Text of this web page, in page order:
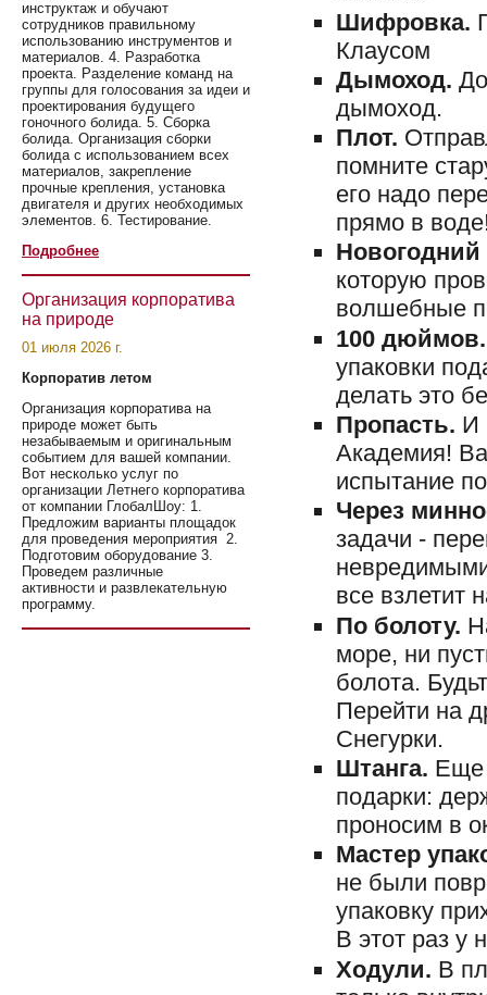
Шифровка.
Клаусом
Дымоход.
дымоход.
Плот.
помните
его надо
прямо в
которую
волшебные
100
упаковки
делать это
Пропасть. И
Академия!
испытание
Через
задачи -
все взлетит
По болоту.
море, ни
болота.
Перейти на
Снегурки.
Штанга. Еще
подарки:
проносим в
Мастер
не были
упаковку
В этот раз у
Ходули. В
инструктаж и обучают
сотрудников правильному
использованию инструментов и
материалов. 4. Разработка
проекта. Разделение команд на
группы для голосования за идеи и
проектирования будущего
гоночного болида. 5. Сборка
болида. Организация сборки
болида с использованием всех
материалов, закрепление
прочные крепления, установка
двигателя и других необходимых
элементов. 6. Тестирование.
Подробнее
Организация корпоратива
на природе
01 июля 2026 г.
Корпоратив летом
Организация корпоратива на
природе может быть
незабываемым и оригинальным
событием для вашей компании.
Вот несколько услуг по
организации Летнего корпоратива
от компании ГлобалШоу: 1.
Предложим варианты площадок
для проведения мероприятия 2.
Подготовим оборудование 3.
Проведем различные
активности и развлекательную
программу.